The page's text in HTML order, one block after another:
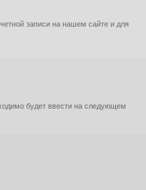
записи на нашем сайте и для
будет ввести на следующем